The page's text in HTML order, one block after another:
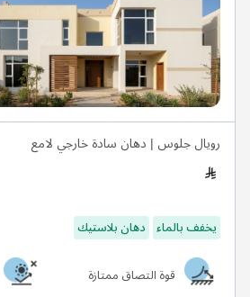
رويال جلوس | دهان سادة خارجي لامع
يخفف بالماء دهان بلاستيك
قوة التصاق ممتازة